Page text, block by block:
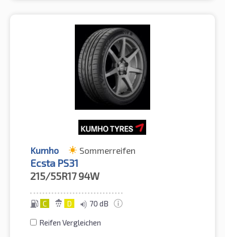
Kumho Sommerreifen
Ecsta PS31
215/55R17 94W
C D 70 dB
Reifen Vergleichen